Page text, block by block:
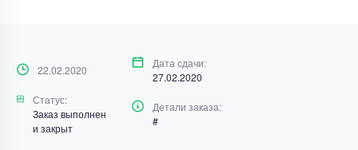
22.02.2020
Дата сдачи:
27.02.2020
Статус:
Заказ выполнен
и закрыт
Детали заказа:
#